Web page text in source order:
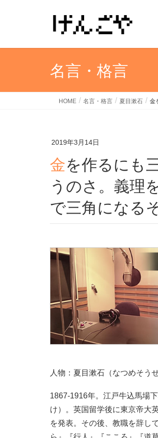
名言・格言
HOME 名言・格言 夏目漱石 金
2019年3月14日
金を作るにも三角術を使わなくちゃいけないとい
うのさ。義理
で三角になる
人物：夏目漱石（なつめそうせ
1867-1916年。江戸牛込馬場
け）。英国留学後に東京帝大
を発表。その後、教職を辞し